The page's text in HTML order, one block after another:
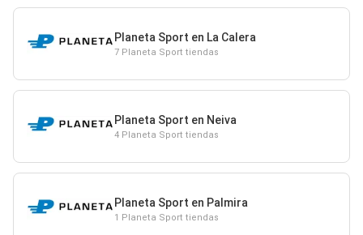
Planeta Sport en La Calera
7 Planeta Sport tiendas
Planeta Sport en Neiva
4 Planeta Sport tiendas
Planeta Sport en Palmira
1 Planeta Sport tiendas